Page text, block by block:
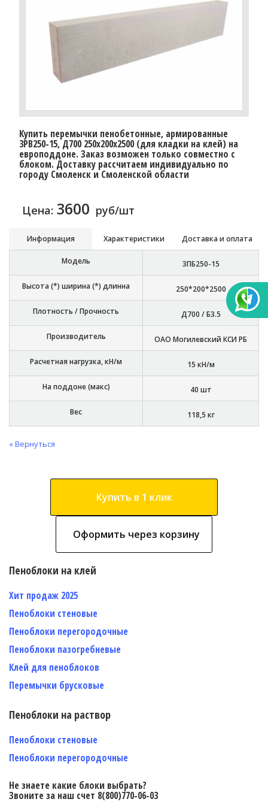
Купить перемычки пенобетонные, армированные
3PB250-15, Д700 250х200х2500 (для кладки на клей) на
европоддоне. Заказ возможен только совместно с
блоком. Доставку расcчитаем индивидуально по
городу Смоленск и Смоленской области
Цена: 3600 руб/шт
Информация Характеристики Доставка и оплата
Модель 3ПБ250-15
Высота (*) ширина (*) длинна 250*200*2500
Плотность / Прочность Д700 / Б3.5
Производитель ОАО Могилевский КСИ РБ
Расчетная нагрузка, кН/м 15 кН/м
На поддоне (макс) 40 шт
Вес 118,5 кг
« Вернуться
Купить в 1 клик
Оформить через корзину
Пеноблоки на клей
Хит продаж 2025
Пеноблоки стеновые
Пеноблоки перегородочные
Пеноблоки пазогребневые
Клей для пеноблоков
Перемычки брусковые
Пеноблоки на раствор
Пеноблоки стеновые
Пеноблоки перегородочные
Не знаете какие блоки выбрать?
Звоните за наш счет 8(800)770-06-03